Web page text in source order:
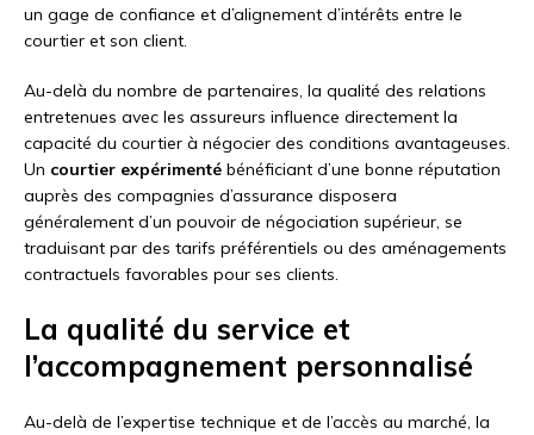
un gage de confiance et d’alignement d’intérêts entre le
courtier et son client.
Au-delà du nombre de partenaires, la qualité des relations
entretenues avec les assureurs influence directement la
capacité du courtier à négocier des conditions avantageuses.
Un courtier expérimenté bénéficiant d’une bonne réputation
auprès des compagnies d’assurance disposera
généralement d’un pouvoir de négociation supérieur, se
traduisant par des tarifs préférentiels ou des aménagements
contractuels favorables pour ses clients.
La qualité du service et
l’accompagnement personnalisé
Au-delà de l’expertise technique et de l’accès au marché, la